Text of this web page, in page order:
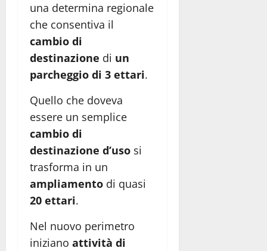
una determina regionale
che consentiva il
cambio di
destinazione di un
parcheggio di 3 ettari.
Quello che doveva
essere un semplice
cambio di
destinazione d’uso si
trasforma in un
ampliamento di quasi
20 ettari.
Nel nuovo perimetro
iniziano attività di